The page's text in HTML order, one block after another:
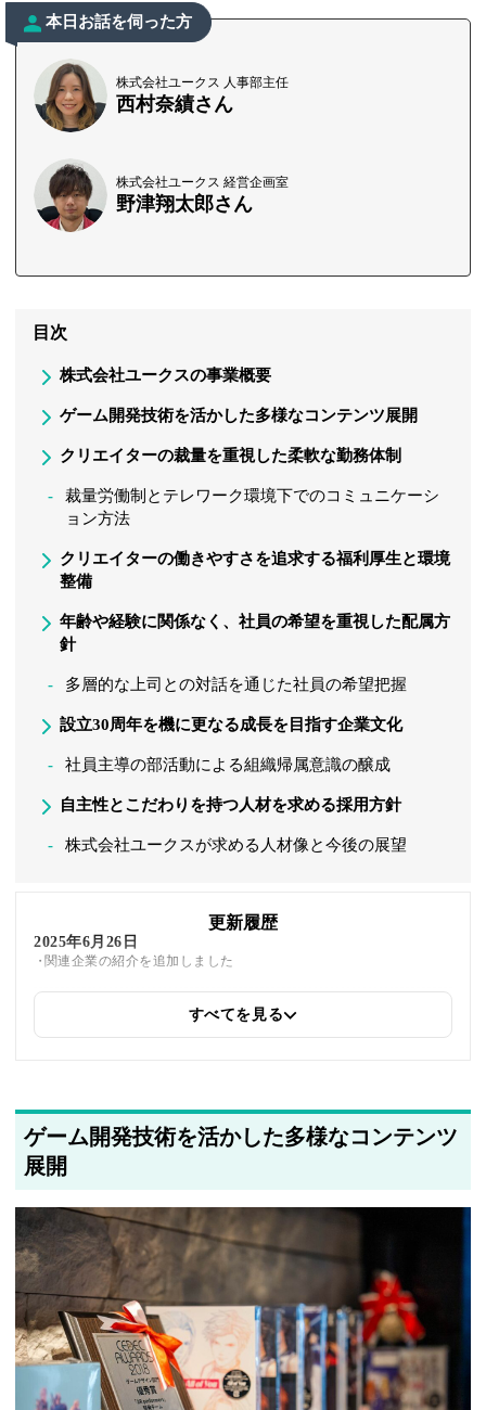
本日お話を伺った方
株式会社ユークス 人事部主任
西村奈績さん
株式会社ユークス 経営企画室
野津翔太郎さん
目次
株式会社ユークスの事業概要
ゲーム開発技術を活かした多様なコンテンツ展開
クリエイターの裁量を重視した柔軟な勤務体制
裁量労働制とテレワーク環境下でのコミュニケーシ
ョン方法
クリエイターの働きやすさを追求する福利厚生と環境
整備
年齢や経験に関係なく、社員の希望を重視した配属方
針
多層的な上司との対話を通じた社員の希望把握
設立30周年を機に更なる成長を目指す企業文化
社員主導の部活動による組織帰属意識の醸成
自主性とこだわりを持つ人材を求める採用方針
株式会社ユークスが求める人材像と今後の展望
更新履歴
2025年6月26日
関連企業の紹介を追加しました
筆者情報を更新しました
すべてを見る
ゲーム開発技術を活かした多様なコンテンツ
展開